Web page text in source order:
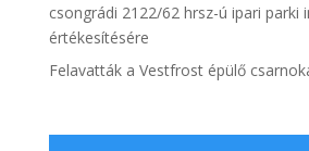
csongrádi 2122/62 hrsz-ú ipari parki
értékesítésére
Felavatták a Vestfrost épülő